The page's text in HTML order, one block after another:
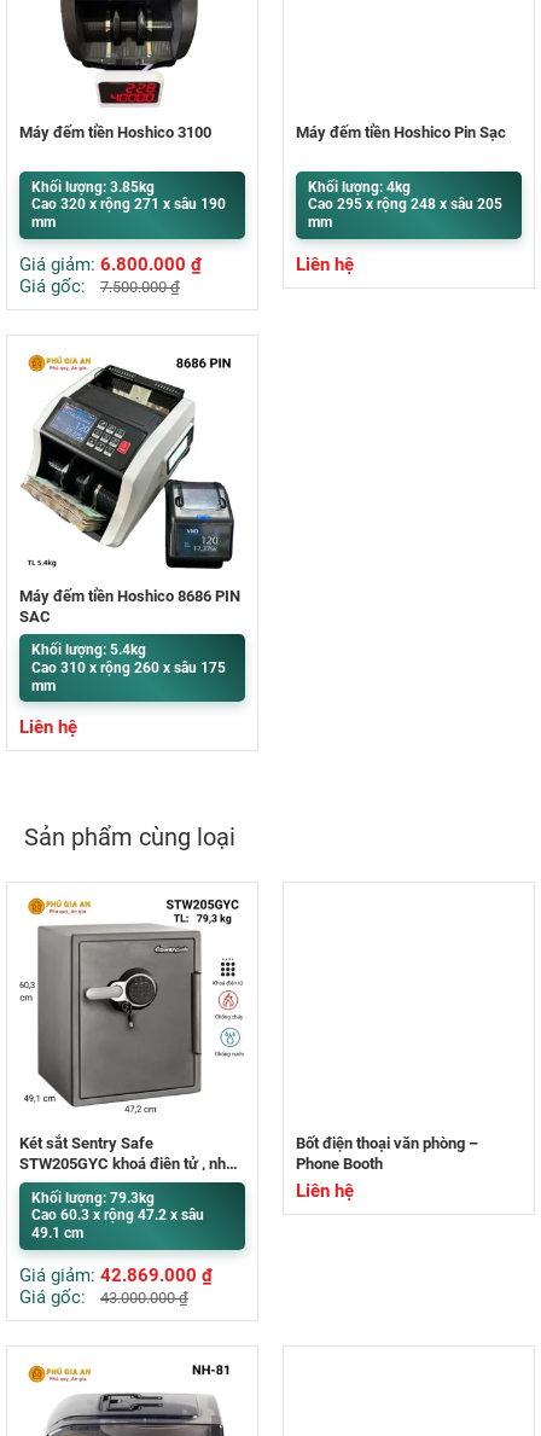
Máy đếm tiền Hoshico 3100
Khối lượng: 3.85kg
Cao 320 x rộng 271 x sâu 190
mm
Giá giảm: 6.800.000 ₫
Giá gốc:
7.500.000₫
Máy đếm tiền Hoshico Pin Sạc
Khối lượng: 4kg
Cao 295 x rộng 248 x sâu 205
mm
Liên hệ
Máy đếm tiền Hoshico 8686 PIN
SẠC
Khối lượng: 5.4kg
Cao 310 x rộng 260 x sâu 175
mm
Liên hệ
Sản phẩm cùng loại
Két sắt Sentry Safe
STW205GYC khoá điện tử , nhập
khẩu Mỹ
Khối lượng: 79.3kg
Cao 60.3 x rộng 47.2 x sâu
49.1 cm
Giá giảm: 42.869.000 ₫
Giá gốc:
43.000.000₫
Bốt điện thoại văn phòng –
Phone Booth
Liên hệ